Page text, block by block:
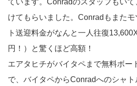
ています。Conradのスタッフもい
けてもらいました。Conradもまた
ト送迎料金がなんと一人往復
円！）と驚くほど高額！
エアタヒチがバイタペまで無料ボー
で、バイタペからConradへのシャ